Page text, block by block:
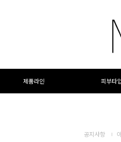
제품라인 피부타
공지사항